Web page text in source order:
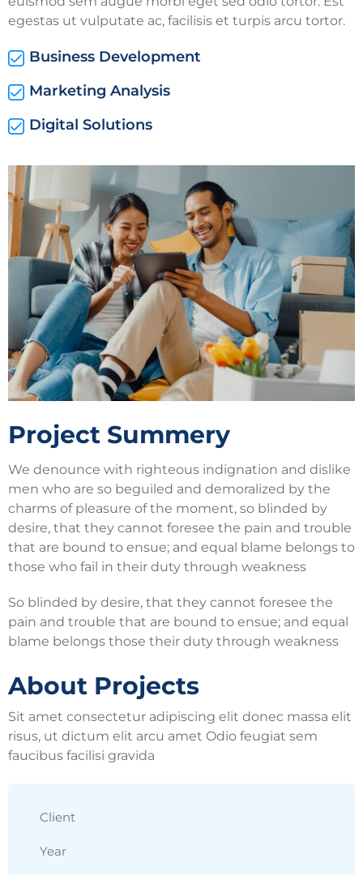
egestas ut vulputate ac, facilisis et turpis arcu tortor.
Business Development
Marketing Analysis
Digital Solutions
Project Summery
We denounce with righteous indignation and dislike
men who are so beguiled and demoralized by the
charms of pleasure of the moment, so blinded by
desire, that they cannot foresee the pain and trouble
that are bound to ensue; and equal blame belongs to
those who fail in their duty through weakness
So blinded by desire, that they cannot foresee the
pain and trouble that are bound to ensue; and equal
blame belongs those their duty through weakness
About Projects
Sit amet consectetur adipiscing elit donec massa elit
risus, ut dictum elit arcu amet Odio feugiat sem
faucibus facilisi gravida
Client
Year